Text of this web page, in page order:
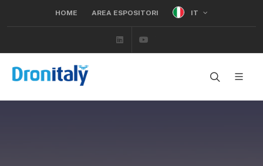
HOME AREA ESPOSITORI IT
Linkedin